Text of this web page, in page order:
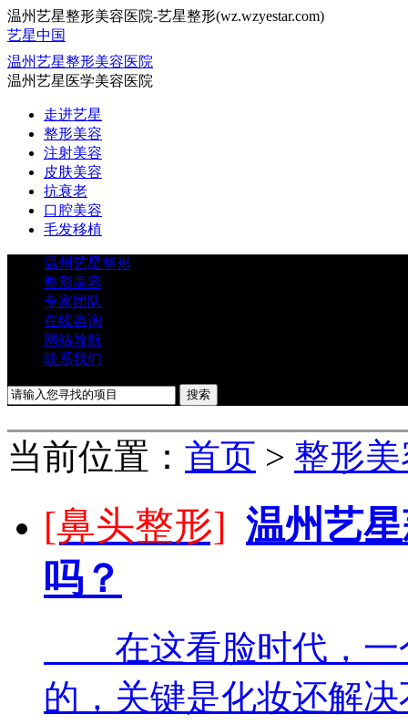
温州艺星整形美容医院-艺星整形(wz.wzyestar.com)
艺星中国
温州艺星整形美容医院
温州艺星医学美容医院
走进艺星
整形美容
注射美容
皮肤美容
抗衰老
口腔美容
毛发移植
温州艺星整形
整形美容
专家团队
在线咨询
网站导航
联系我们
当前位置： 首页 > 整形
[鼻头整形] 温州艺
吗？
在这看脸时代，一
的，关键是化妆还解